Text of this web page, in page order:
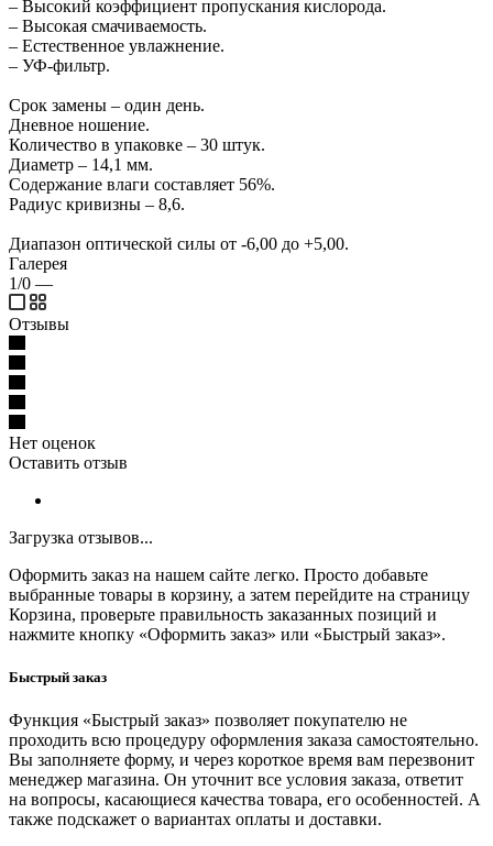
– Высокий коэффициент пропускания кислорода.
– Высокая смачиваемость.
– Естественное увлажнение.
– УФ-фильтр.
Срок замены – один день.
Дневное ношение.
Количество в упаковке – 30 штук.
Диаметр – 14,1 мм.
Содержание влаги составляет 56%.
Радиус кривизны – 8,6.
Диапазон оптической силы от -6,00 до +5,00.
Галерея
1/0 —
Отзывы
Нет оценок
Оставить отзыв
Загрузка отзывов...
Оформить заказ на нашем сайте легко. Просто добавьте
выбранные товары в корзину, а затем перейдите на страницу
Корзина, проверьте правильность заказанных позиций и
нажмите кнопку «Оформить заказ» или «Быстрый заказ».
Быстрый заказ
Функция «Быстрый заказ» позволяет покупателю не
проходить всю процедуру оформления заказа самостоятельно.
Вы заполняете форму, и через короткое время вам перезвонит
менеджер магазина. Он уточнит все условия заказа, ответит
на вопросы, касающиеся качества товара, его особенностей. А
также подскажет о вариантах оплаты и доставки.